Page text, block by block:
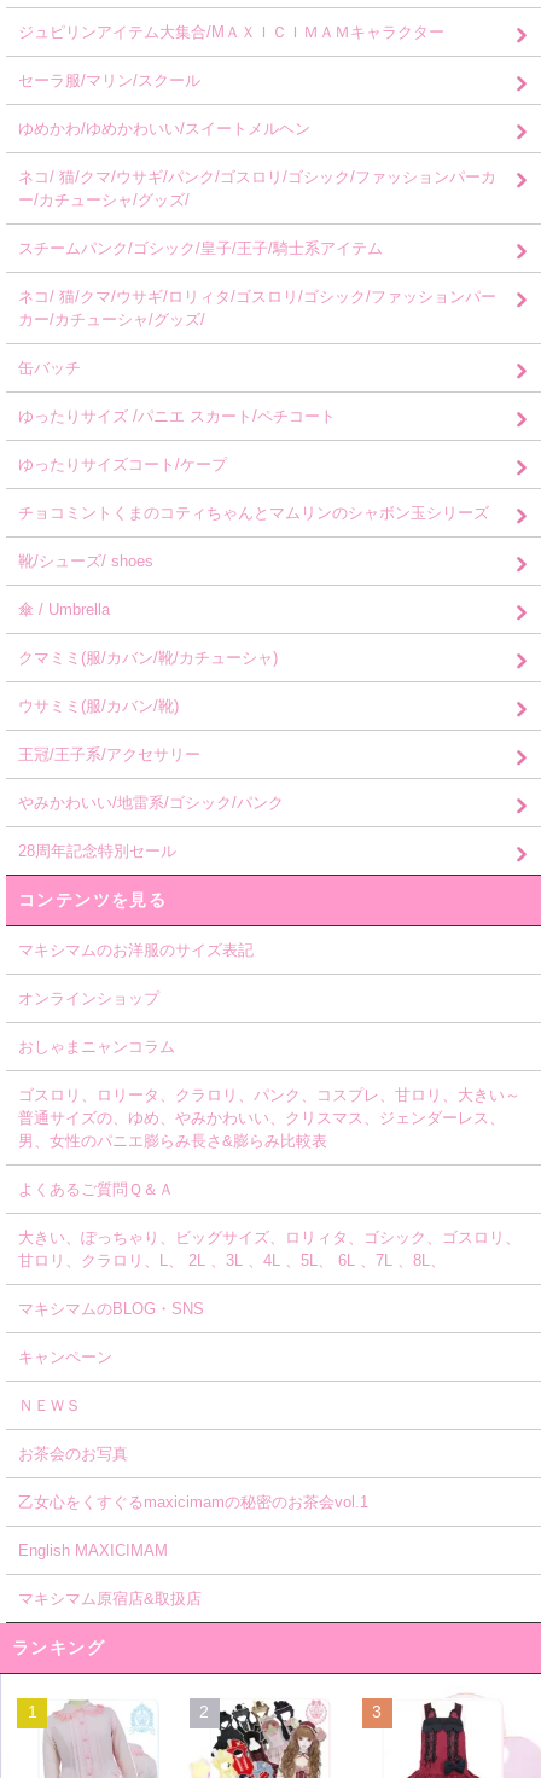
ジュピリンアイテム大集合/MＡＸＩＣＩＭＡＭキャラクター
セーラ服/マリン/スクール
ゆめかわ/ゆめかわいい/スイートメルヘン
ネコ/ 猫/クマ/ウサギ/パンク/ゴスロリ/ゴシック/ファッションパーカ
ー/カチューシャ/グッズ/
スチームパンク/ゴシック/皇子/王子/騎士系アイテム
ネコ/ 猫/クマ/ウサギ/ロリィタ/ゴスロリ/ゴシック/ファッションパー
カー/カチューシャ/グッズ/
缶バッチ
ゆったりサイズ /パニエ スカート/ペチコート
ゆったりサイズコート/ケープ
チョコミントくまのコティちゃんとマムリンのシャボン玉シリーズ
靴/シューズ/ shoes
傘 / Umbrella
クマミミ(服/カバン/靴/カチューシャ)
ウサミミ(服/カバン/靴)
王冠/王子系/アクセサリー
やみかわいい/地雷系/ゴシック/パンク
28周年記念特別セール
コンテンツを見る
マキシマムのお洋服のサイズ表記
オンラインショップ
おしゃまニャンコラム
ゴスロリ、ロリータ、クラロリ、パンク、コスプレ、甘ロリ、大きい～
普通サイズの、ゆめ、やみかわいい、クリスマス、ジェンダーレス、
男、女性のパニエ膨らみ長さ&膨らみ比較表
よくあるご質問Ｑ＆Ａ
大きい、ぽっちゃり、ビッグサイズ、ロリィタ、ゴシック、ゴスロリ、
甘ロリ、クラロリ、L、 2L 、3L 、4L 、5L、 6L 、7L 、8L、
マキシマムのBLOG・SNS
キャンペーン
ＮＥＷＳ
お茶会のお写真
乙女心をくすぐるmaxicimamの秘密のお茶会vol.1
English MAXICIMAM
マキシマム原宿店&取扱店
ランキング
1 2 3